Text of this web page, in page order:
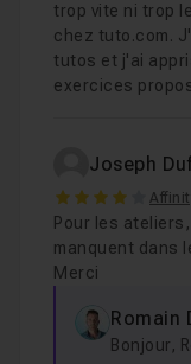
trop vite ni trop
chez tuto.com.
tutos et j'ai
exercices
Joseph
4
Pour les
manquent dans
Merci
Romain
Bonjour,